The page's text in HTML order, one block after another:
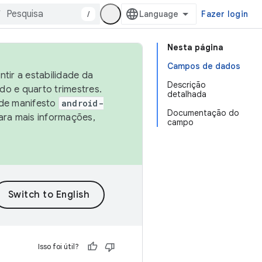
/ Fazer login
Nesta página
Campos de dados
Descrição
detalhada
Documentação do
campo
a estabilidade da
e quarto trimestres.
manifesto
android-
mais informações,
Isso foi útil?